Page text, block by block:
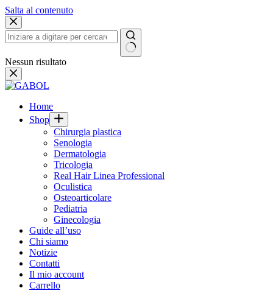
Salta al contenuto
Nessun risultato
Home
Shop
Chirurgia plastica
Senologia
Dermatologia
Tricologia
Real Hair Linea Professional
Oculistica
Osteoarticolare
Pediatria
Ginecologia
Guide all’uso
Chi siamo
Notizie
Contatti
Il mio account
Carrello